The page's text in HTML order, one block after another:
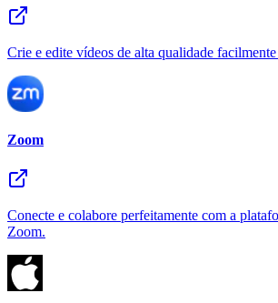
Crie e edite vídeos de alta qualidade
Zoom
Conecte e colabore perfeitamente com a
Zoom.